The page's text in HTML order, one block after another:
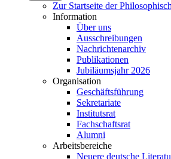
Zur Startseite der
Information
Über uns
Ausschreibungen
Nachrichtenarchiv
Publikationen
Jubiläumsjahr 2026
Organisation
Geschäftsführung
Sekretariate
Institutsrat
Fachschaftsrat
Alumni
Arbeitsbereiche
Neuere deutsche